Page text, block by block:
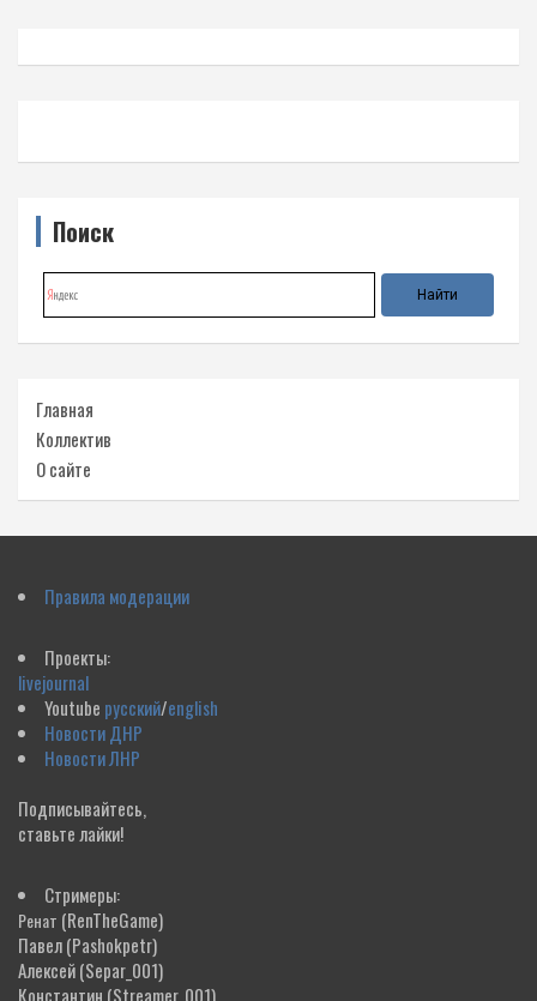
Поиск
Главная
Коллектив
О сайте
Правила модерации
Проекты:
livejournal
Youtube русский/english
Новости ДНР
Новости ЛНР
Подписывайтесь,
ставьте лайки!
Стримеры:
Ренат (RenTheGame)
Павел(Pashokpetr)
Алексей(Separ_001)
Константин (Streamer_001)